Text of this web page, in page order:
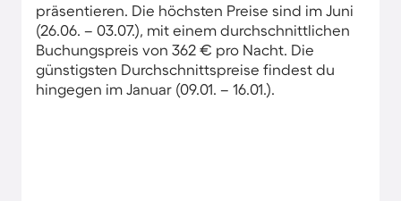
präsentieren. Die höchsten Preise sind im Juni
(26.06. – 03.07.), mit einem durchschnittlichen
Buchungspreis von 362 € pro Nacht. Die
günstigsten Durchschnittspreise findest du
hingegen im Januar (09.01. – 16.01.).